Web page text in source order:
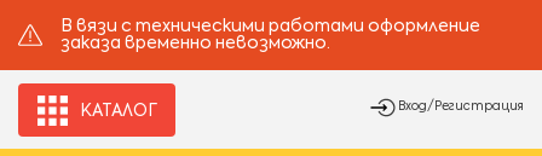
В вязи с техническими работами оформление
заказа временно невозможно.
КАТАЛОГ Вход/Регистрация